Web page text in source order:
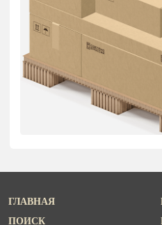
ГЛАВНАЯ
ПОИСК